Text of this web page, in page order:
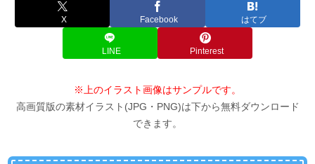
X Facebook はてブ
LINE Pinterest
※上のイラスト画像はサンプルです。
高画質版の素材イラスト(JPG・PNG)は下から無料ダウンロード
できます。